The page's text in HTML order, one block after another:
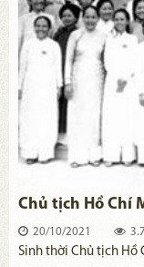
phóng dân tộc, giải
đó có giải phóng phụ
Chủ tịch Hồ Chí
20/10/2021
Sinh thời Chủ tịch Hồ